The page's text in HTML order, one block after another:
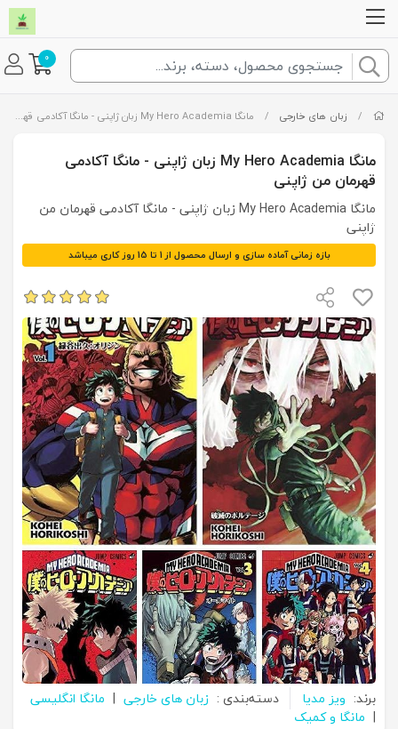
0
/ زبان های خارجی / مانگا My Hero Academia زبان ژاپنی - مانگا آکادمی قهرمان من ژاپنی
مانگا My Hero Academia زبان ژاپنی - مانگا آکادمی
قهرمان من ژاپنی
مانگا My Hero Academia زبان ژاپنی - مانگا آکادمی قهرمان من
ژاپنی
بازه زمانی آماده سازی و ارسال محصول از 1 تا 15 روز کاری میباشد
برند: ویز مدیا دسته‌بندی : زبان های خارجی | مانگا انگلیسی
| مانگا و کمیک